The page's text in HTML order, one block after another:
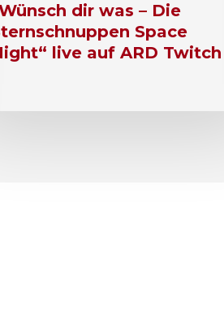
dir was – Die
Space
live auf ARD Twitch